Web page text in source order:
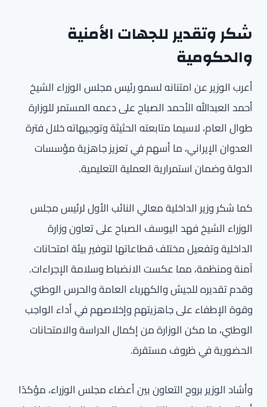
شكر وتقدير للجهات الأمنية
والحكومية
أعرب الوزير عن امتنانه لسمو رئيس مجلس الوزراء الشيخ
أحمد العبدالله الأحمد الصباح على دعمه المستمر للوزارة
طوال العام، لاسيما متابعته الحثيثة وتوجيهاته خلال فترة
العدوان الإيراني، ما أسهم في تعزيز جاهزية مؤسسات
الدولة وضمان استمرارية العملية التعليمية.
كما شكر وزير الداخلية معالي النائب الأول لرئيس مجلس
الوزراء الشيخ فهد اليوسف الصباح على تعاون وزارة
الداخلية وتفعيل مختلف قطاعاتها لتوفير بيئة امتحانات
آمنة ومنظمة، مما عكست الانضباط وسلامة الإجراءات.
وقدم تقديره للجيش والكهرباء العامة والحرس الوطني
وقوة الإطفاء على جاهزيتهم وإخلاصهم في أداء الواجب
الوطني، ما مكن الوزارة من إكمال الدراسة والامتحانات
الحضورية في ظروف مستقرة.
وأشاد الوزير بروح التعاون بين أعضاء مجلس الوزراء، مؤكدًا